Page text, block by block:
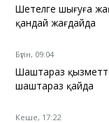
Шетелге шығуға
қандай жағдайда
Бүгін, 09:04
Шаштараз
шаштараз қайда
Кеше, 17:22